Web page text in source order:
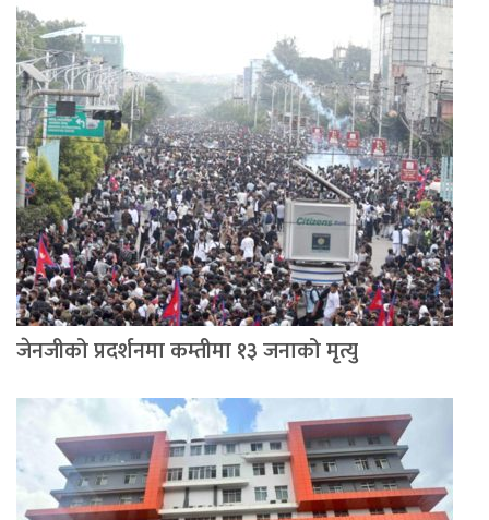
जेनजीको प्रदर्शनमा कम्तीमा १३ जनाको मृत्यु